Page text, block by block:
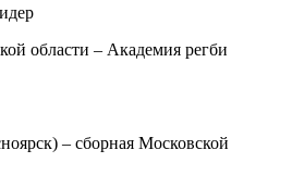
области – Академия регби
– сборная Московской